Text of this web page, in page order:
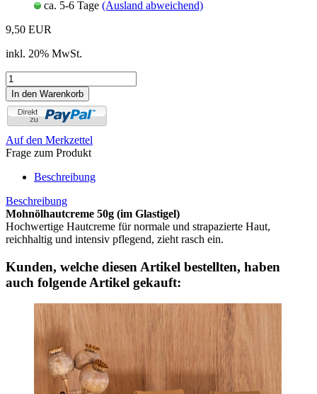
ca. 5-6 Tage (Ausland abweichend)
9,50 EUR
inkl. 20% MwSt.
Auf den Merkzettel
Frage zum Produkt
Beschreibung
Beschreibung
Mohnölhautcreme 50g (im Glastigel)
Hochwertige Hautcreme für normale und strapazierte Haut,
reichhaltig und intensiv pflegend, zieht rasch ein.
Kunden, welche diesen Artikel bestellten, haben
auch folgende Artikel gekauft: